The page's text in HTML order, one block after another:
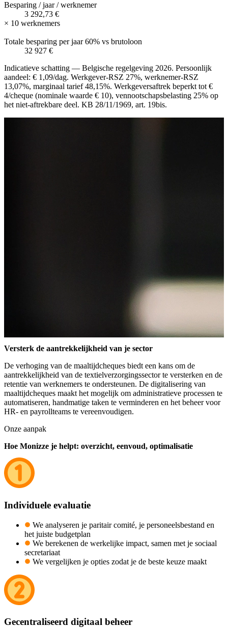
Besparing / jaar / werknemer
3 292,73 €
× 10 werknemers
Totale besparing per jaar60% vs brutoloon
32 927 €
Indicatieve schatting — Belgische regelgeving 2026. Persoonlijk
aandeel: € 1,09/dag. Werkgever-RSZ 27%, werknemer-RSZ
13,07%, marginaal tarief 48,15%. Werkgeversaftrek beperkt tot €
4/cheque (nominale waarde € 10), vennootschapsbelasting 25% op
het niet-aftrekbare deel. KB 28/11/1969, art. 19bis.
Versterk de aantrekkelijkheid van je sector
De verhoging van de maaltijdcheques biedt een kans om de
aantrekkelijkheid van de textielverzorgingssector te versterken en de
retentie van werknemers te ondersteunen. De digitalisering van
maaltijdcheques maakt het mogelijk om administratieve processen te
automatiseren, handmatige taken te verminderen en het beheer voor
HR- en payrollteams te vereenvoudigen.
Onze aanpak
Hoe Monizze je helpt: overzicht, eenvoud, optimalisatie
Individuele evaluatie
We analyseren je paritair comité, je personeelsbestand en
het juiste budgetplan
We berekenen de werkelijke impact, samen met je sociaal
secretariaat
We vergelijken je opties zodat je de beste keuze maakt
Gecentraliseerd digitaal beheer